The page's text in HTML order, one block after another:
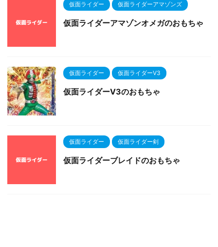
仮面ライダー 仮面ライダーアマゾンズ
仮面ライダーアマゾンオメガのおもちゃ
仮面ライダー 仮面ライダーV3
仮面ライダーV3のおもちゃ
仮面ライダー 仮面ライダー剣
仮面ライダーブレイドのおもちゃ